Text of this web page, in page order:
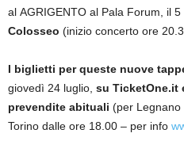
al AGRIGENTO al Pala Forum, il
Colosseo (inizio concerto ore
I biglietti per queste nuove
giovedì 24 luglio, su TicketOne.it
prevendite abituali (per Legnano
Torino dalle ore 18.00 – per info